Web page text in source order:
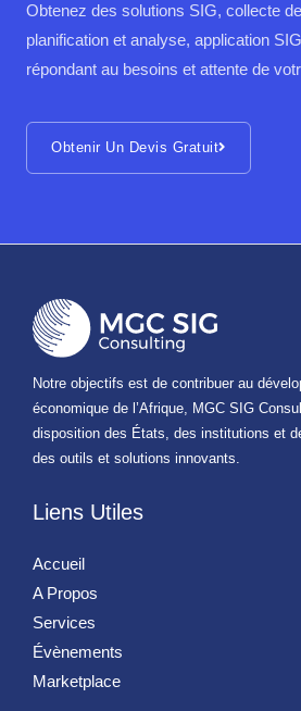
Obtenez des solutions SIG, collecte
planification et analyse, application
répondant au besoins et attente de
Obtenir Un Devis Gratuit
Notre objectifs est de contribuer au
économique de l’Afrique, MGC SIG
disposition des États, des institutions et
des outils et solutions innovants.
Liens Utiles
Accueil
A Propos
Services
Évènements
Marketplace